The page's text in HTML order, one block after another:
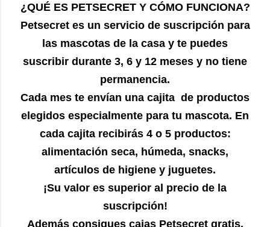
¿QUÉ ES PETSECRET Y CÓMO FUNCIONA?
Petsecret es un servicio de suscripción para
las mascotas de la casa y te puedes
suscribir durante 3, 6 y 12 meses y no tiene
permanencia.
Cada mes te envían una cajita de productos
elegidos especialmente para tu mascota. En
cada cajita recibirás 4 o 5 productos:
alimentación seca, húmeda, snacks,
artículos de higiene y juguetes.
¡Su valor es superior al precio de la
suscripción!
Además consigues cajas Petsecret gratis,